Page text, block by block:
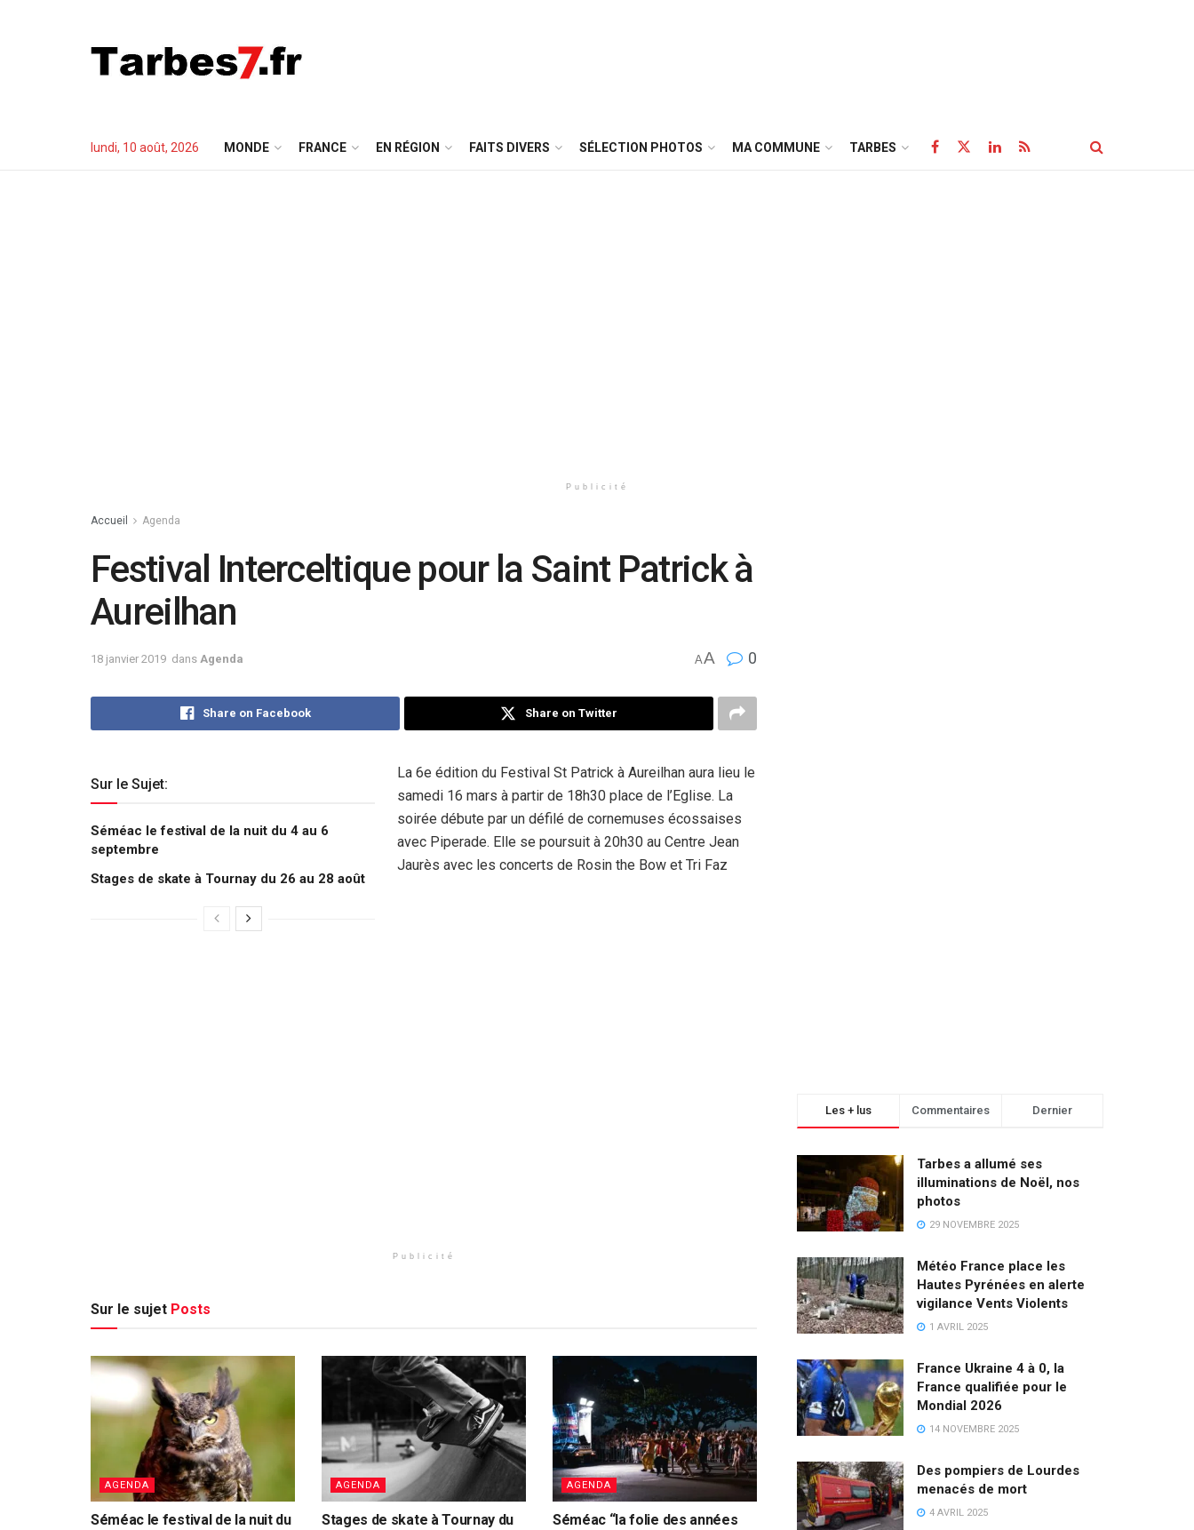
lundi, 10 août, 2026 MONDE FRANCE EN RÉGION FAITS DIVERS SÉLECTION PHOTOS MA COMMUNE TARBES
Publicité
Accueil Agenda
Festival Interceltique pour la Saint Patrick à
Aureilhan
18 janvier 2019 dans Agenda AA 0
Share on Facebook Share on Twitter
Sur le Sujet:
Séméac le festival de la nuit du 4 au 6
septembre
Stages de skate à Tournay du 26 au 28 août
La 6e édition du Festival St Patrick à Aureilhan aura lieu le
samedi 16 mars à partir de 18h30 place de l’Eglise. La
soirée débute par un défilé de cornemuses écossaises
avec Piperade. Elle se poursuit à 20h30 au Centre Jean
Jaurès avec les concerts de Rosin the Bow et Tri Faz
Publicité
Sur le sujet Posts
AGENDA
Séméac le festival de la nuit du
AGENDA
Stages de skate à Tournay du
AGENDA
Séméac “la folie des années
Les + lus Commentaires Dernier
Tarbes a allumé ses
illuminations de Noël, nos
photos
29 NOVEMBRE 2025
Météo France place les
Hautes Pyrénées en alerte
vigilance Vents Violents
1 AVRIL 2025
France Ukraine 4 à 0, la
France qualifiée pour le
Mondial 2026
14 NOVEMBRE 2025
Des pompiers de Lourdes
menacés de mort
4 AVRIL 2025